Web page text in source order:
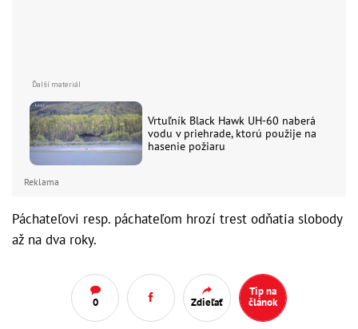
Vrtuľník Black Hawk UH-60 naberá
vodu v priehrade, ktorú použije na
hasenie požiaru
Reklama
Páchateľovi resp. páchateľom hrozí trest odňatia slobody
až na dva roky.
0 Zdieľať
Tip na
článok